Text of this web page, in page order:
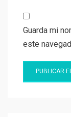
Guarda mi
este